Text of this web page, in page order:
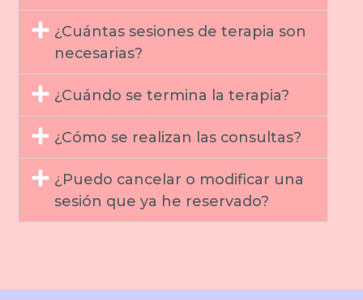
¿Cuántas sesiones de terapia son
necesarias?
¿Cuándo se termina la terapia?
¿Cómo se realizan las consultas?
¿Puedo cancelar o modificar una
sesión que ya he reservado?